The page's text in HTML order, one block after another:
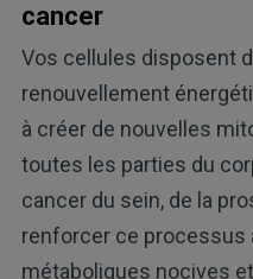
cancer
Vos cellules disposent
renouvellement
à créer de nouvelles
toutes les parties du
cancer du sein, de la
renforcer ce processus
métaboliques nocives